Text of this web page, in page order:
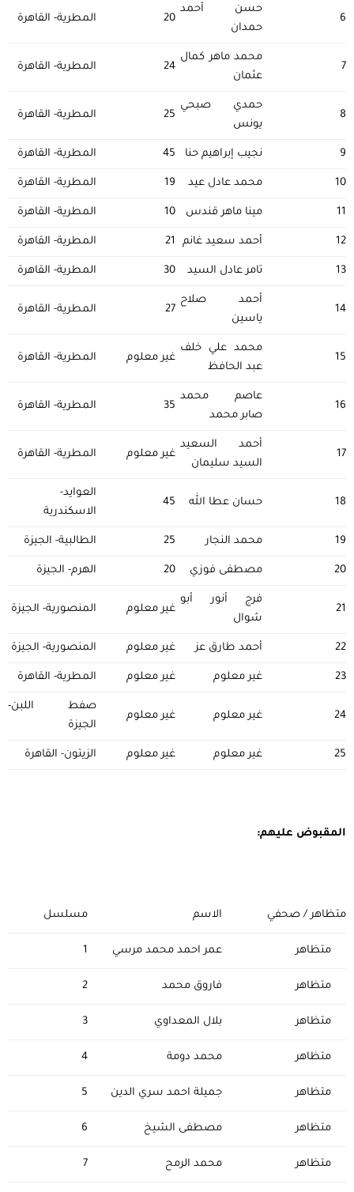
6
حسن أحمد
حمدان
20 المطرية- القاهرة
7
محمد ماهر كمال
عثمان
24 المطرية- القاهرة
8
حمدي صبحي
يونس
25 المطرية- القاهرة
9 نجيب إبراهيم حنا 45 المطرية- القاهرة
10 محمد عادل عيد 19 المطرية- القاهرة
11 مينا ماهر قندس 10 المطرية- القاهرة
12 أحمد سعيد غانم 21 المطرية- القاهرة
13 تامر عادل السيد 30 المطرية- القاهرة
14
أحمد صلاح
ياسين
27 المطرية- القاهرة
15
محمد علي خلف
عبد الحافظ
غير معلوم المطرية- القاهرة
16
عاصم محمد
صابر محمد
35 المطرية- القاهرة
17
أحمد السعيد
السيد سليمان
غير معلوم المطرية- القاهرة
18 حسان عطا الله 45
العوايد-
الاسكندرية
19 محمد النجار 25 الطالبية- الجيزة
20 مصطفى فوزي 20 الهرم- الجيزة
21
فرج أنور أبو
شوال
غير معلوم المنصورية- الجيزة
22 أحمد طارق عز غير معلوم المنصورية- الجيزة
23 غير معلوم غير معلوم المطرية- القاهرة
24 غير معلوم غير معلوم
صفط اللبن-
الجيزة
25 غير معلوم غير معلوم الزيتون- القاهرة
المقبوض عليهم:
متظاهر / صحفي الاسم مسلسل
متظاهر عمر احمد محمد مرسي
متظاهر فاروق محمد 2
متظاهر بلال المعداوي 3
متظاهر محمد دومة 4
متظاهر جميلة احمد سري الدين 5
متظاهر مصطفى الشيخ 6
متظاهر محمد الرمح 7